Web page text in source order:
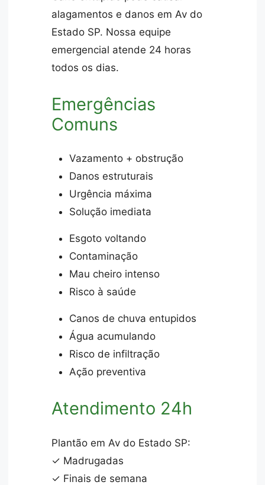
alagamentos e danos em Av do
Estado SP. Nossa equipe
emergencial atende 24 horas
todos os dias.
Emergências
Comuns
Vazamento + obstrução
Danos estruturais
Urgência máxima
Solução imediata
Esgoto voltando
Contaminação
Mau cheiro intenso
Risco à saúde
Canos de chuva entupidos
Água acumulando
Risco de infiltração
Ação preventiva
Atendimento 24h
Plantão em Av do Estado SP:
✓ Madrugadas
✓ Finais de semana